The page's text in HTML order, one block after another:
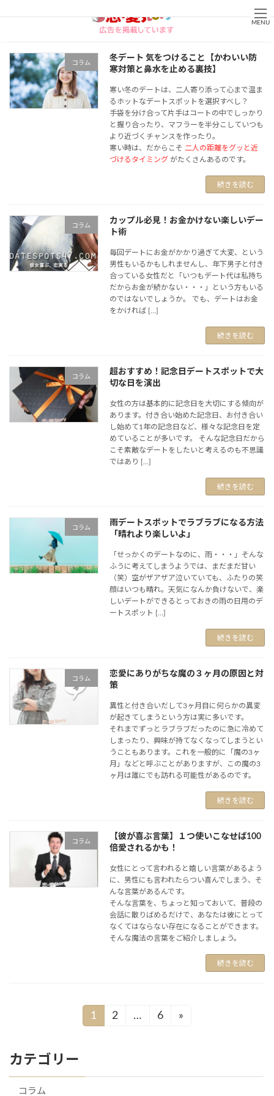
ン
ツ
へ
ス
ー
シ
ョ
ン
コラム
冬デート 気をつけること【かわいい防
寒対策と鼻水を止める裏技】
寒い冬のデートは、二人寄り添って心まで温ま
るホットなデートスポットを選択すべし？
手袋を分け合って片手はコートの中でしっかり
と握り合ったり、マフラーを半分こしていつも
より近づくチャンスを作ったり。
寒い時は、だからこそ 二人の距離をグッと近
づけるタイミング がたくさんあるのです。
続きを読む
コラム
カップル必見！お金かけない楽しいデー
ト術
毎回デートにお金がかかり過ぎて大変、という
男性もいるかもしれませんし、年下男子と付き
合っている女性だと「いつもデート代は私持ち
だからお金が続かない・・・」という方もいる
のではないでしょうか。 でも、デートはお金
をかければ […]
続きを読む
コラム
超おすすめ！記念日デートスポットで大
切な日を演出
女性の方は基本的に記念日を大切にする傾向が
あります。付き合い始めた記念日、お付き合い
し始めて1年の記念日など、様々な記念日を定
めていることが多いです。 そんな記念日だから
こそ素敵なデートをしたいと考えるのも不思議
ではあり […]
続きを読む
コラム
雨デートスポットでラブラブになる方法
「晴れより楽しいよ」
「せっかくのデートなのに、雨・・・」そんな
ふうに考えてしまうようでは、まだまだ甘い
（笑）空がザアザア泣いていても、ふたりの笑
顔はいつも晴れ。天気になんか負けないで、楽
しいデートができるとっておきの雨の日用のデ
ートスポット […]
続きを読む
コラム
恋愛にありがちな魔の３ヶ月の原因と対
策
異性と付き合いだして3ヶ月目に何らかの異変
が起きてしまうという方は実に多いです。
それまでずっとラブラブだったのに急に冷めて
しまったり、興味が持てなくなってしまうとい
うこともあります。これを一般的に「魔の3ヶ
月」などと呼ぶことがありますが、この魔の3
ヶ月は誰にでも訪れる可能性があるのです。
続きを読む
コラム
【彼が喜ぶ言葉】１つ使いこなせば100
倍愛されるかも！
女性にとって言われると嬉しい言葉があるよう
に、男性にも言われたらつい喜んでしまう、そ
んな言葉があるんです。
そんな言葉を、ちょっと知っておいて、普段の
会話に散りばめるだけで、あなたは彼にとって
なくてはならない存在になることができます。
そんな魔法の言葉をご紹介しましょう。
続きを読む
ビ
固
ジ
1
固
ジ
2 …
固
ジ
6 »
カテゴリー
コラム
MENU